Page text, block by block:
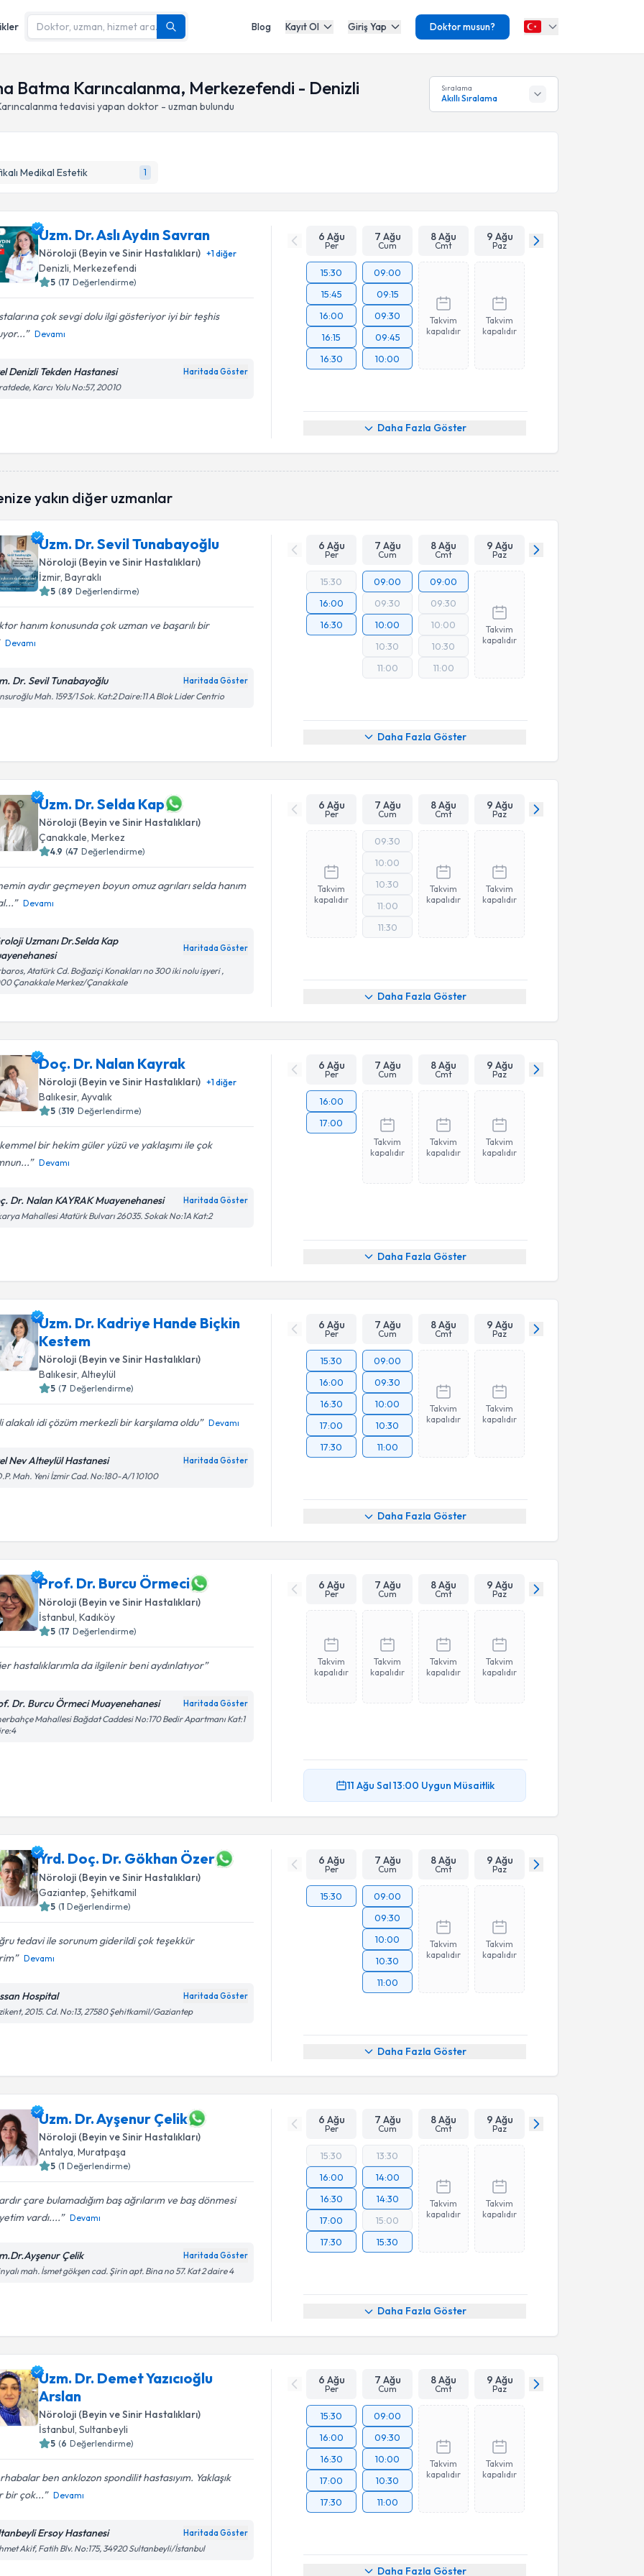
Blog Kayıt Ol Giriş Yap Doktor musun?
Batma Karıncalanma, Merkezefendi - Denizli
tedavisi yapan doktor - uzman bulundu
Sıralama
Akıllı Sıralama
Medikal Estetik 1
Uzm. Dr. Aslı Aydın Savran
Nöroloji (Beyin ve Sinir Hastalıkları) +1diğer
Denizli, Merkezefendi
5 (17 Değerlendirme)
çok sevgi dolu ilgi gösteriyor iyi bir teşhis
Devamı
Denizli Tekden Hastanesi Haritada Göster
Karcı Yolu No:57, 20010
6 Ağu
Per
7 Ağu
Cum
8 Ağu
Cmt
9 Ağu
Paz
15:30
15:45
16:00
16:15
16:30
09:00
09:15
09:30
09:45
10:00
Takvim
kapalıdır
Takvim
kapalıdır
Daha Fazla Göster
yakın diğer uzmanlar
Uzm. Dr. Sevil Tunabayoğlu
Nöroloji (Beyin ve Sinir Hastalıkları)
İzmir, Bayraklı
5 (89 Değerlendirme)
hanım konusunda çok uzman ve başarılı bir
Devamı
Dr. Sevil Tunabayoğlu Haritada Göster
Mah. 1593/1 Sok. Kat:2 Daire:11 A Blok Lider Centrio
6 Ağu
Per
7 Ağu
Cum
8 Ağu
Cmt
9 Ağu
Paz
15:30
16:00
16:30
09:00
09:30
10:00
10:30
11:00
09:00
09:30
10:00
10:30
11:00
Takvim
kapalıdır
Daha Fazla Göster
Uzm. Dr. Selda Kap
Nöroloji (Beyin ve Sinir Hastalıkları)
Çanakkale, Merkez
4.9 (47 Değerlendirme)
aydır geçmeyen boyun omuz agrıları selda hanım
Devamı
Uzmanı Dr.Selda Kap
Haritada Göster
Atatürk Cd. Boğaziçi Konakları no 300 iki nolu işyeri ,
Çanakkale Merkez/Çanakkale
6 Ağu
Per
7 Ağu
Cum
8 Ağu
Cmt
9 Ağu
Paz
Takvim
kapalıdır
09:30
10:00
10:30
11:00
11:30
Takvim
kapalıdır
Takvim
kapalıdır
Daha Fazla Göster
Doç. Dr. Nalan Kayrak
Nöroloji (Beyin ve Sinir Hastalıkları) +1diğer
Balıkesir, Ayvalık
5 (319 Değerlendirme)
bir hekim güler yüzü ve yaklaşımı ile çok
Devamı
Dr. Nalan KAYRAK Muayenehanesi Haritada Göster
Mahallesi Atatürk Bulvarı 26035. Sokak No:1A Kat:2
6 Ağu
Per
7 Ağu
Cum
8 Ağu
Cmt
9 Ağu
Paz
16:00
17:00
Takvim
kapalıdır
Takvim
kapalıdır
Takvim
kapalıdır
Daha Fazla Göster
Uzm. Dr. Kadriye Hande Biçkin
Kestem
Nöroloji (Beyin ve Sinir Hastalıkları)
Balıkesir, Altıeylül
5 (7 Değerlendirme)
alakalı idi çözüm merkezli bir karşılama oldu Devamı
Nev Altıeylül Hastanesi Haritada Göster
Mah. Yeni İzmir Cad. No:180-A/1 10100
6 Ağu
Per
7 Ağu
Cum
8 Ağu
Cmt
9 Ağu
Paz
15:30
16:00
16:30
17:00
17:30
09:00
09:30
10:00
10:30
11:00
Takvim
kapalıdır
Takvim
kapalıdır
Daha Fazla Göster
Prof. Dr. Burcu Örmeci
Nöroloji (Beyin ve Sinir Hastalıkları)
İstanbul , Kadıköy
5 (17 Değerlendirme)
hastalıklarımla da ilgilenir beni aydınlatıyor
Dr. Burcu Örmeci Muayenehanesi Haritada Göster
Mahallesi Bağdat Caddesi No:170 Bedir Apartmanı Kat:1
6 Ağu
Per
7 Ağu
Cum
8 Ağu
Cmt
9 Ağu
Paz
Takvim
kapalıdır
Takvim
kapalıdır
Takvim
kapalıdır
Takvim
kapalıdır
11 Ağu Sal13:00 Uygun Müsaitlik
Yrd. Doç. Dr. Gökhan Özer
Nöroloji (Beyin ve Sinir Hastalıkları)
Gaziantep , Şehitkamil
5 (1 Değerlendirme)
tedavi ile sorunum giderildi çok teşekkür
Devamı
Hospital Haritada Göster
2015. Cd. No:13, 27580 Şehitkamil/Gaziantep
6 Ağu
Per
7 Ağu
Cum
8 Ağu
Cmt
9 Ağu
Paz
15:30
09:00
09:30
10:00
10:30
11:00
Takvim
kapalıdır
Takvim
kapalıdır
Daha Fazla Göster
Uzm. Dr. Ayşenur Çelik
Nöroloji (Beyin ve Sinir Hastalıkları)
Antalya, Muratpaşa
5 (1 Değerlendirme)
çare bulamadığım baş ağrılarım ve baş dönmesi
vardı....
Devamı
Çelik Haritada Göster
mah. İsmet gökşen cad. Şirin apt. Bina no 57. Kat 2 daire 4
6 Ağu
Per
7 Ağu
Cum
8 Ağu
Cmt
9 Ağu
Paz
15:30
16:00
16:30
17:00
17:30
13:30
14:00
14:30
15:00
15:30
Takvim
kapalıdır
Takvim
kapalıdır
Daha Fazla Göster
Uzm. Dr. Demet Yazıcıoğlu
Arslan
Nöroloji (Beyin ve Sinir Hastalıkları)
İstanbul , Sultanbeyli
5 (6 Değerlendirme)
ben anklozon spondilit hastasıyım. Yaklaşık
bir çok...
Devamı
Ersoy Hastanesi Haritada Göster
Akif, Fatih Blv. No:175, 34920 Sultanbeyli/İstanbul
6 Ağu
Per
7 Ağu
Cum
8 Ağu
Cmt
9 Ağu
Paz
15:30
16:00
16:30
17:00
17:30
09:00
09:30
10:00
10:30
11:00
Takvim
kapalıdır
Takvim
kapalıdır
Daha Fazla Göster